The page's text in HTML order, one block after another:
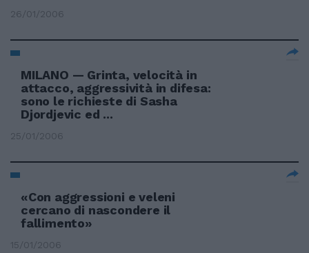
26/01/2006
MILANO — Grinta, velocità in
attacco, aggressività in difesa:
sono le richieste di Sasha
Djordjevic ed ...
25/01/2006
«Con aggressioni e veleni
cercano di nascondere il
fallimento»
15/01/2006